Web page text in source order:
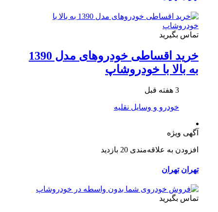
تماس بگیرید
خرید اقساطی خودروهای مدل 1390
به بالا با خودروشاپ
3 هفته قبل
خودرو و وسایل نقلیه
آگهی ویژه
افزودن به علاقه‌مندی 20 بازدید
تهران تهران
تماس بگیرید